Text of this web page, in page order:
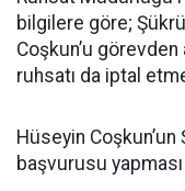
bilgilere göre;
Coşkun’u
ruhsatı da iptal
Hüseyin Coşkun’un
başvurusu